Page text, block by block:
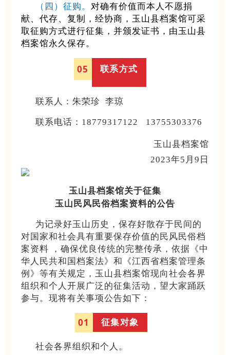
（四）征购。 对确有价值而本人不愿捐
献、代存、复制，经协商，玉山县档案馆可采
取征购方式进行征集，并颁发证书，由玉山县
档案馆永久保存。
05 联系方式
联系人：朱荣珍 李琼
联系电话： 18779317122 13755303376
玉山县档案馆
2023年5月9日
玉山县档案馆关于征集
玉山民风民俗档案资料的公告
为记录好玉山历史，保存好散存于民间的
对国家和社会具有重要保存价值的民风民俗档
案资料 ，确保优良传统的完整传承，依据《中
华人民共和国档案法》和《江西省档案管理条
例》等有关规定，玉山县档案馆现向社会各界
组织和个人开展广泛的征集活动，望大家踊跃
参与。现将有关事项公告如下：
01 征集对象
社会各界组织和个人。